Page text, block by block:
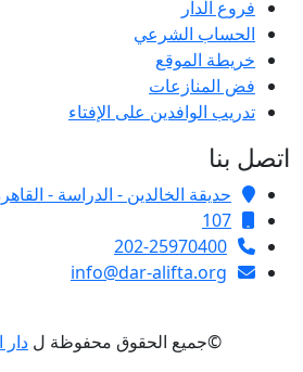
فروع الدار
الحساب الشرعي
خريطة الموقع
فض المنازعات
تدريب الوافدين على الإفتاء
بنا
حديقة الخالدين - الدراسة - القاهرة ص.ب
107
202-25970400
info@dar-alifta.org
©جميع الحقوق محفوظة لدار